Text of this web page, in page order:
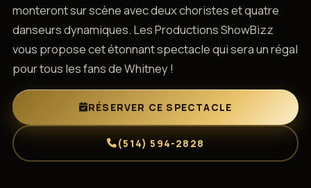
monteront sur scène avec deux choristes et quatre
danseurs dynamiques. Les Productions ShowBizz
vous propose cet étonnant spectacle qui sera un régal
pour tous les fans de Whitney !
RÉSERVER CE SPECTACLE
(514) 594-2828